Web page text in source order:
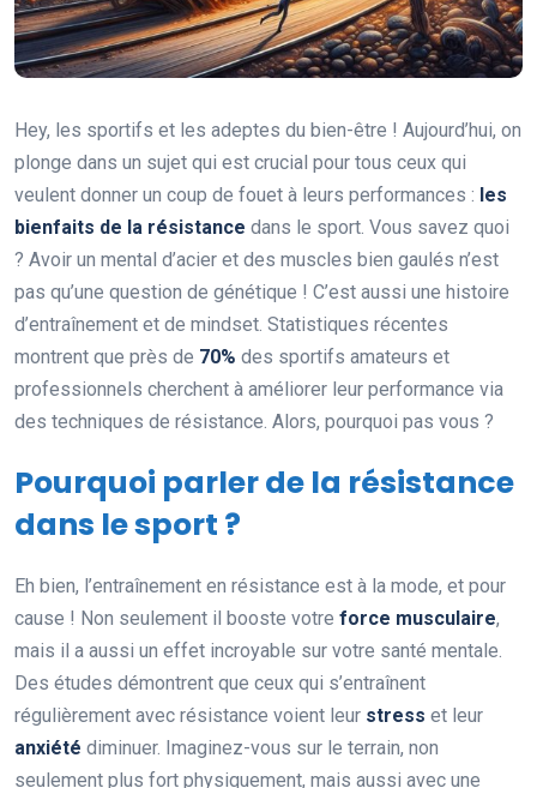
Hey, les sportifs et les adeptes du bien-être ! Aujourd’hui, on
plonge dans un sujet qui est crucial pour tous ceux qui
veulent donner un coup de fouet à leurs performances : les
bienfaits de la résistance dans le sport. Vous savez quoi
? Avoir un mental d’acier et des muscles bien gaulés n’est
pas qu’une question de génétique ! C’est aussi une histoire
d’entraînement et de mindset. Statistiques récentes
montrent que près de 70% des sportifs amateurs et
professionnels cherchent à améliorer leur performance via
des techniques de résistance. Alors, pourquoi pas vous ?
Pourquoi parler de la résistance
dans le sport ?
Eh bien, l’entraînement en résistance est à la mode, et pour
cause ! Non seulement il booste votre force musculaire,
mais il a aussi un effet incroyable sur votre santé mentale.
Des études démontrent que ceux qui s’entraînent
régulièrement avec résistance voient leur stress et leur
anxiété diminuer. Imaginez-vous sur le terrain, non
seulement plus fort physiquement, mais aussi avec une